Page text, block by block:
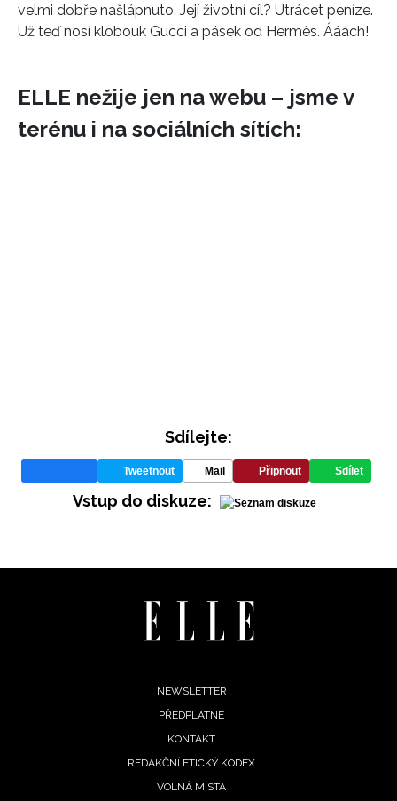
velmi dobře našlápnuto. Její životní cíl? Utrácet peníze.
Už teď nosí klobouk Gucci a pásek od Hermès. Ááách!
ELLE nežije jen na webu – jsme v
terénu i na sociálních sítích:
Sdílejte:
Tweetnout Mail Připnout Sdílet
Vstup do diskuze:
NEWSLETTER
PŘEDPLATNÉ
KONTAKT
REDAKČNÍ ETICKÝ KODEX
VOLNÁ MÍSTA